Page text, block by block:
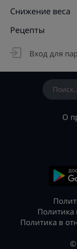
Снижение веса
Рецепты
Вход для
О
Политика
Политика в
©